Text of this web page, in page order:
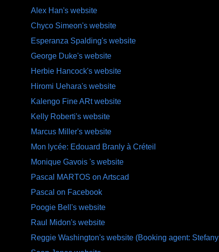
Alex Han's website
Chyco Simeon's website
Esperanza Spalding's website
George Duke's website
Herbie Hancock's website
Hiromi Uehara's website
Kalengo Fine ARt website
Kelly Roberti's website
Marcus Miller's website
Mon lycée: Edouard Branly à Créteil
Monique Gavois 's website
Pascal MARTOS on Artscad
Pascal on Facebook
Poogie Bell's website
Raul Midon's website
Reggie Washington's website (Booking agent: